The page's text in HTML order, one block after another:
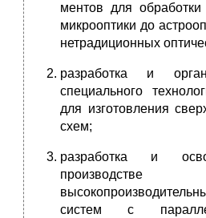
ментов для обработки
микрооптики до
нетрадиционных
разработка и
специального
для изготовления
схем;
разработка и
систем с